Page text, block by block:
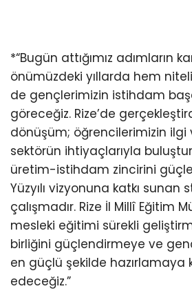
*“Bugün attığımız adımların
önümüzdeki yıllarda hem
de gençlerimizin istihdam
göreceğiz. Rize’de
dönüşüm; öğrencilerimizin ilgi
sektörün ihtiyaçlarıyla
üretim-istihdam zincirini
Yüzyılı vizyonuna katkı sunan
çalışmadır. Rize İl Millî Eğitim
mesleki eğitimi sürekli
birliğini güçlendirmeye ve
en güçlü şekilde hazırlamaya
edeceğiz.”